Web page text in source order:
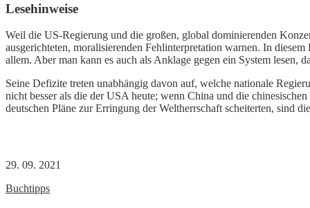
Lesehinweise
Weil die US-Regierung und die großen, global dominierenden
ausgerichteten, moralisierenden Fehlinterpretation warnen. In
allem. Aber man kann es auch als Anklage gegen ein System
Seine Defizite treten unabhängig davon auf, welche nationale
nicht besser als die der USA heute; wenn China und die
deutschen Pläne zur Erringung der Weltherrschaft scheiterten, sind
29. 09. 2021
Buchtipps